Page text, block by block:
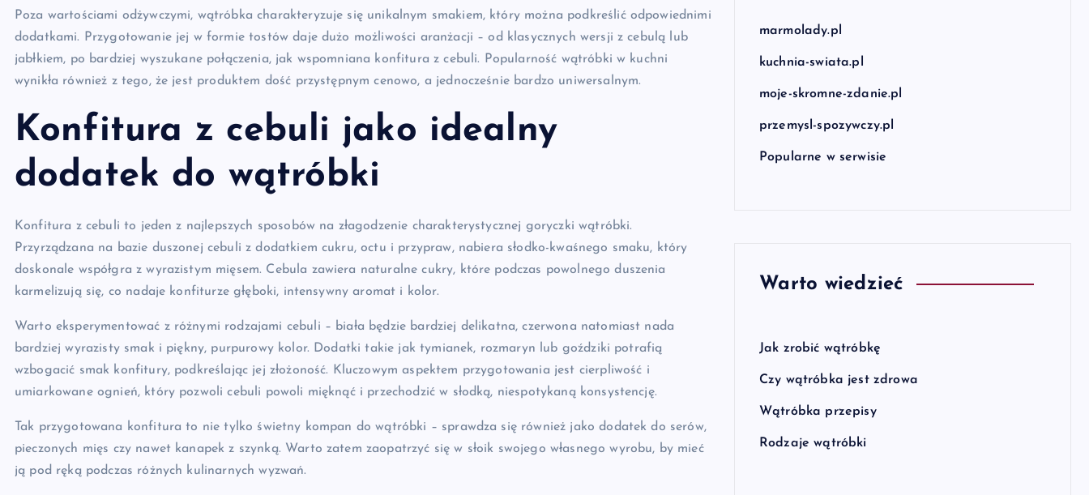
Poza wartościami odżywczymi, wątróbka charakteryzuje się unikalnym smakiem, który można podkreślić odpowiednimi
dodatkami. Przygotowanie jej w formie tostów daje dużo możliwości aranżacji – od klasycznych wersji z cebulą lub
jabłkiem, po bardziej wyszukane połączenia, jak wspomniana konfitura z cebuli. Popularność wątróbki w kuchni
wynikła również z tego, że jest produktem dość przystępnym cenowo, a jednocześnie bardzo uniwersalnym.
Konfitura z cebuli jako idealny
dodatek do wątróbki
Konfitura z cebuli to jeden z najlepszych sposobów na złagodzenie charakterystycznej goryczki wątróbki.
Przyrządzana na bazie duszonej cebuli z dodatkiem cukru, octu i przypraw, nabiera słodko-kwaśnego smaku, który
doskonale współgra z wyrazistym mięsem. Cebula zawiera naturalne cukry, które podczas powolnego duszenia
karmelizują się, co nadaje konfiturze głęboki, intensywny aromat i kolor.
Warto eksperymentować z różnymi rodzajami cebuli – biała będzie bardziej delikatna, czerwona natomiast nada
bardziej wyrazisty smak i piękny, purpurowy kolor. Dodatki takie jak tymianek, rozmaryn lub goździki potrafią
wzbogacić smak konfitury, podkreślając jej złożoność. Kluczowym aspektem przygotowania jest cierpliwość i
umiarkowane ognień, który pozwoli cebuli powoli mięknąć i przechodzić w słodką, niespotykaną konsystencję.
Tak przygotowana konfitura to nie tylko świetny kompan do wątróbki – sprawdza się również jako dodatek do serów,
pieczonych mięs czy nawet kanapek z szynką. Warto zatem zaopatrzyć się w słoik swojego własnego wyrobu, by mieć
ją pod ręką podczas różnych kulinarnych wyzwań.
marmolady.pl
kuchnia-swiata.pl
moje-skromne-zdanie.pl
przemysl-spozywczy.pl
Popularne w serwisie
Warto wiedzieć
Jak zrobić wątróbkę
Czy wątróbka jest zdrowa
Wątróbka przepisy
Rodzaje wątróbki